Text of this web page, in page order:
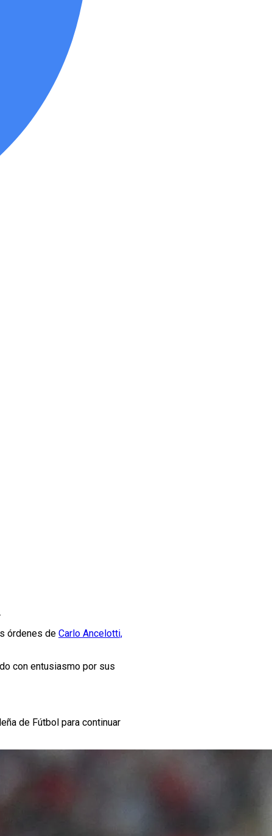
órdenes de Carlo Ancelotti,
con entusiasmo por sus
de Fútbol para continuar